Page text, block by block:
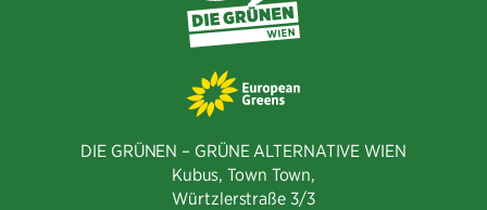
DIE GRÜNEN – GRÜNE ALTERNATIVE WIEN
Kubus, Town Town,
Würtzlerstraße 3/3​